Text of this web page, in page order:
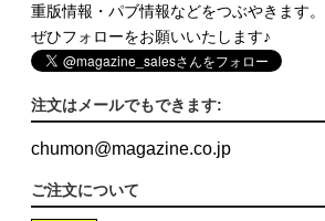
重版情報・パブ情報などをつぶやきます。
ぜひフォローをお願いいたします♪
注文はメールでもできます:
chumon@magazine.co.jp
ご注文について